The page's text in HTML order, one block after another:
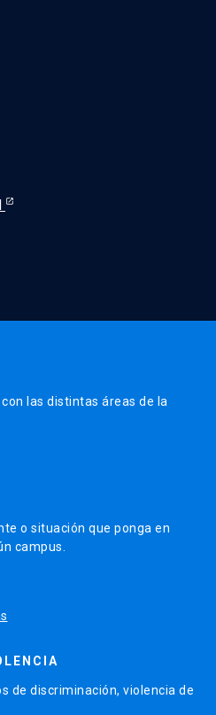
las distintas áreas de la
o situación que ponga en
campus.
de discriminación, violencia de